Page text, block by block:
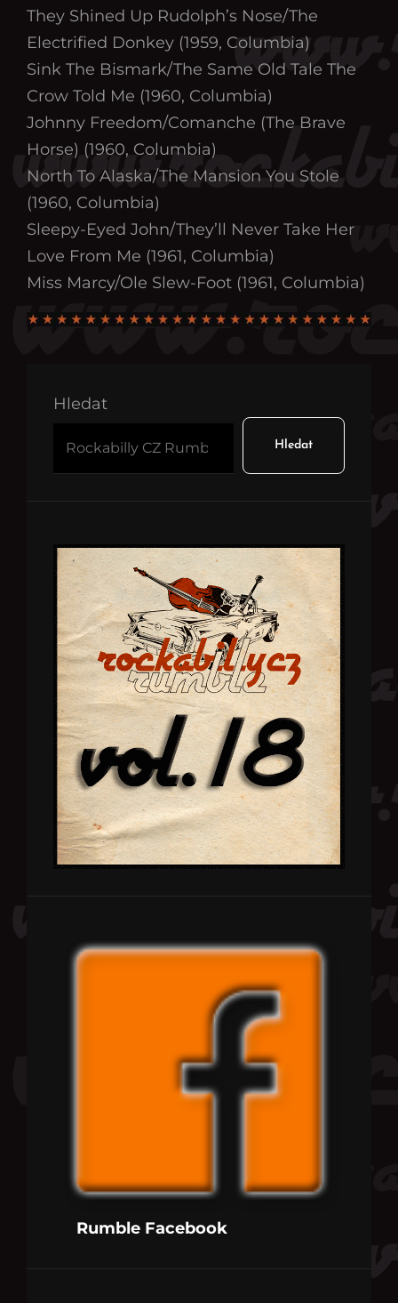
They Shined Up Rudolph’s Nose/The
Electrified Donkey (1959, Columbia)
Sink The Bismark/The Same Old Tale The
Crow Told Me (1960, Columbia)
Johnny Freedom/Comanche (The Brave
Horse) (1960, Columbia)
North To Alaska/The Mansion You Stole
(1960, Columbia)
Sleepy-Eyed John/They’ll Never Take Her
Love From Me (1961, Columbia)
Miss Marcy/Ole Slew-Foot (1961, Columbia)
Hledat
Hledat
Rumble Facebook